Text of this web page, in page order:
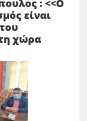
: <<Ο
είναι
χώρα